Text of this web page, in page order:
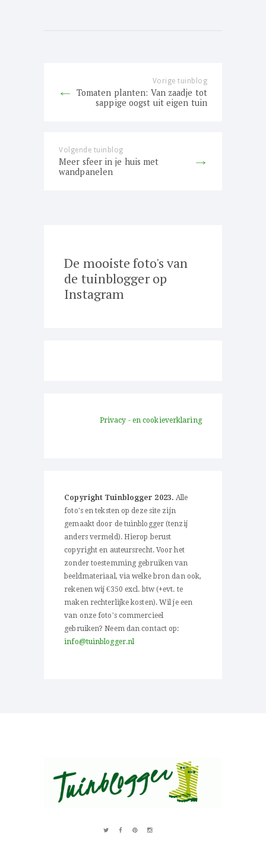
Vorige tuinblog
Tomaten planten: Van zaadje tot
sappige oogst uit eigen tuin
Volgende tuinblog
post:
Meer sfeer in je huis met
wandpanelen
De mooiste foto's van
de tuinblogger op
Instagram
Privacy - en cookieverklaring
Copyright Tuinblogger 2023. Alle
foto's en teksten op deze site zijn
gemaakt door de tuinblogger (tenzij
anders vermeld). Hierop berust
copyright en auteursrecht. Voor het
zonder toestemming gebruiken van
beeldmateriaal, via welke bron dan ook,
rekenen wij €350 excl. btw (+evt. te
maken rechterlijke kosten). Wil je een
van onze foto's commercieel
gebruiken? Neem dan contact op:
info@tuinblogger.nl